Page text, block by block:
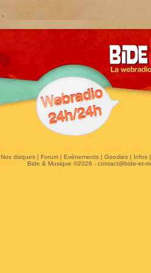
Nos disques| Forum| Evénements| Goodies| Infos
Bide & Musique ©2026 - contact@bide-et-